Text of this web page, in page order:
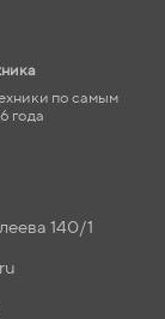
по самым
года
140/1